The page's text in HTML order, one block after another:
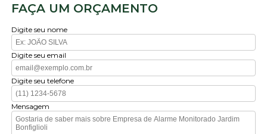
FAÇA UM ORÇAMENTO
Digite seu nome
Digite seu email
Digite seu telefone
Mensagem